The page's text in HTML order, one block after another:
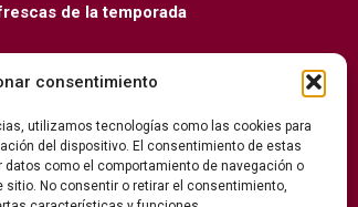
consentimiento
utilizamos tecnologías como las cookies para
del dispositivo. El consentimiento de estas
como el comportamiento de navegación o
No consentir o retirar el consentimiento,
de la temporada
del Duero y Seminci
del festival